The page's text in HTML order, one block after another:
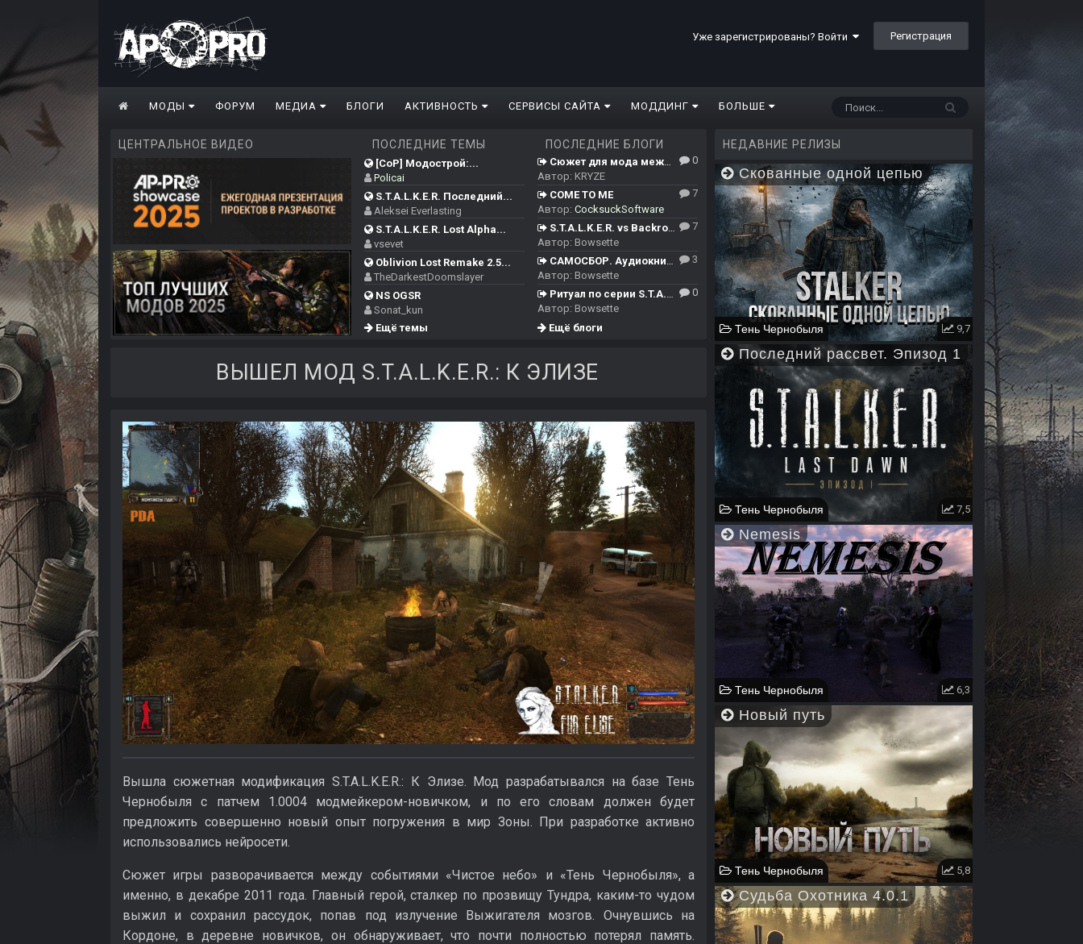
Уже зарегистрированы? Войти Регистрация
МОДЫ ФОРУМ МЕДИА БЛОГИ АКТИВНОСТЬ СЕРВИСЫ САЙТА МОДДИНГ БОЛЬШЕ
ЦЕНТРАЛЬНОЕ ВИДЕО ПОСЛЕДНИЕ ТЕМЫ
[CoP] Модострой:...
Policai
S.T.A.L.K.E.R. Последний...
Aleksei Everlasting
S.T.A.L.K.E.R. Lost Alpha...
vsevet
Oblivion Lost Remake 2.5...
TheDarkestDoomslayer
NS OGSR
Sonat_kun
Ещё темы
ПОСЛЕДНИЕ БЛОГИ
Сюжет для мода между ЧН/ТЧ/ЗП и Сердцем Чернобыля
Автор: KRYZE
0
COME TO ME
Автор: CocksuckSoftware
7
S.T.A.L.K.E.R. vs Backrooms
Автор: Bowsette
7
САМОСБОР. Аудиокнига.
Автор: Bowsette
3
Ритуал по серии S.T.A.L.K.E.R.
Автор: Bowsette
0
Ещё блоги
ВЫШЕЛ МОД S.T.A.L.K.E.R.: К ЭЛИЗЕ
Вышла сюжетная модификация S.T.A.L.K.E.R.: К Элизе. Мод разрабатывался на базе Тень
Чернобыля с патчем 1.0004 модмейкером-новичком, и по его словам должен будет
предложить совершенно новый опыт погружения в мир Зоны. При разработке активно
использовались нейросети.
Сюжет игры разворачивается между событиями «Чистое небо» и «Тень Чернобыля», а
именно, в декабре 2011 года. Главный герой, сталкер по прозвищу Тундра, каким-то чудом
выжил и сохранил рассудок, попав под излучение Выжигателя мозгов. Очнувшись на
Кордоне, в деревне новичков, он обнаруживает, что почти полностью потерял память.
НЕДАВНИЕ РЕЛИЗЫ
Скованные одной цепью
Тень Чернобыля 9,7
Последний рассвет. Эпизод 1
Тень Чернобыля 7,5
Nemesis
Тень Чернобыля 6,3
Новый путь
Тень Чернобыля 5,8
Судьба Охотника 4.0.1